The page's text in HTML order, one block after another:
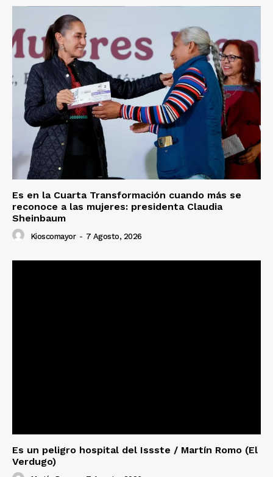
Es en la Cuarta Transformación cuando más se
reconoce a las mujeres: presidenta Claudia
Sheinbaum
Kioscomayor - 7 Agosto, 2026
Es un peligro hospital del Issste / Martín Romo (El
Verdugo)